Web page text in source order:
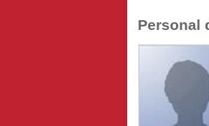
Personal